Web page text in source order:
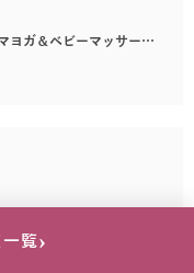
ヨガ＆ベビーマッサー…
覧›